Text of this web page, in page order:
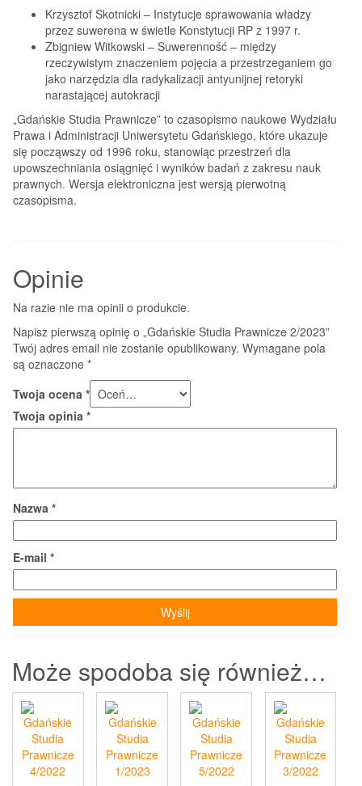
Krzysztof Skotnicki – Instytucje sprawowania władzy
przez suwerena w świetle Konstytucji RP z 1997 r.
Zbigniew Witkowski – Suwerenność – między
rzeczywistym znaczeniem pojęcia a przestrzeganiem go
jako narzędzia dla radykalizacji antyunijnej retoryki
narastającej autokracji
„Gdańskie Studia Prawnicze” to czasopismo naukowe Wydziału
Prawa i Administracji Uniwersytetu Gdańskiego, które ukazuje
się począwszy od 1996 roku, stanowiąc przestrzeń dla
upowszechniania osiągnięć i wyników badań z zakresu nauk
prawnych. Wersja elektroniczna jest wersją pierwotną
czasopisma.
Opinie
Na razie nie ma opinii o produkcie.
Napisz pierwszą opinię o „Gdańskie Studia Prawnicze 2/2023”
Twój adres email nie zostanie opublikowany. Wymagane pola
są oznaczone *
Twoja ocena *
Twoja opinia *
Nazwa *
E-mail *
Może spodoba się również…